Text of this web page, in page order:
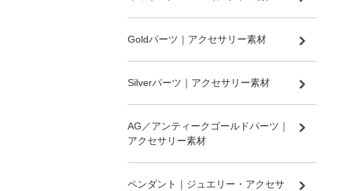
Goldパーツ｜アクセサリー素材
Silverパーツ｜アクセサリー素材
AG／アンティークゴールドパーツ｜
アクセサリー素材
ペンダント｜ジュエリー・アクセサ